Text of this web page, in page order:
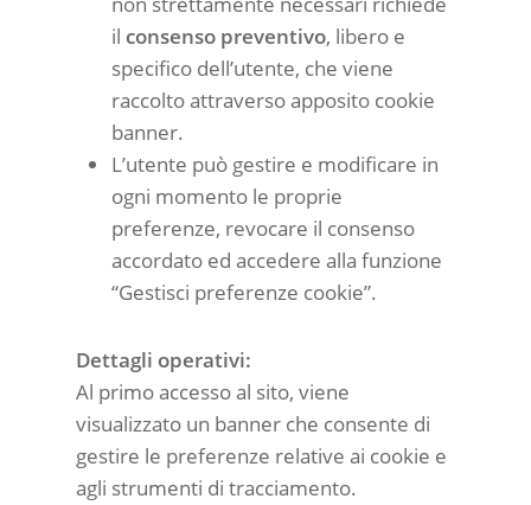
il consenso preventivo, libero e
specifico dell’utente, che viene
raccolto attraverso apposito cookie
banner.
L’utente può gestire e modificare in
ogni momento le proprie
preferenze, revocare il consenso
accordato ed accedere alla funzione
“Gestisci preferenze cookie”.
Dettagli operativi:
Al primo accesso al sito, viene
visualizzato un banner che consente di
gestire le preferenze relative ai cookie e
agli strumenti di tracciamento.